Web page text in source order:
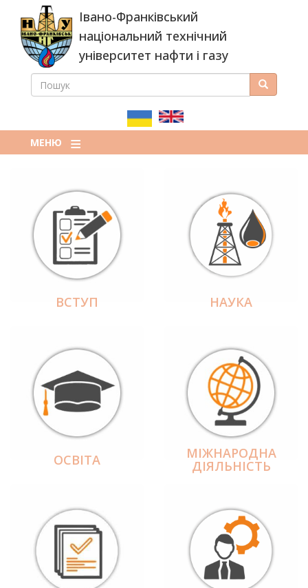
основного
вмісту
Івано-Франківський
національний технічний
університет нафти і газу
ПОШУКОВА
ПОШУК Пошук
МЕНЮ
ВСТУП НАУКА
ОСВІТА МІЖНАРОДНА
ДІЯЛЬНІCТЬ